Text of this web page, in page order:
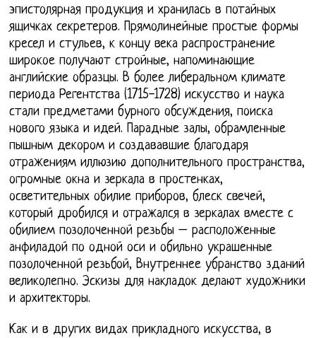
эпистолярная продукция и хранилась в потайных
ящичках секретеров. Прямолинейные простые формы
кресел и стульев, к концу века распространение
широкое получают стройные, напоминающие
английские образцы. В более либеральном климате
периода Регентства (1715-1728) искусство и наука
стали предметами бурного обсуждения, поиска
нового языка и идей. Парадные залы, обрамленные
пышным декором и создававшие благодаря
отражениям иллюзию дополнительного пространства,
огромные окна и зеркала в простенках,
осветительных обилие приборов, блеск свечей,
который дробился и отражался в зеркалах вместе с
обилием позолоченной резьбы – расположенные
анфиладой по одной оси и обильно украшенные
позолоченной резьбой, Внутреннее убранство зданий
великолепно. Эскизы для накладок делают художники
и архитекторы.
Как и в других видах прикладного искусства, в